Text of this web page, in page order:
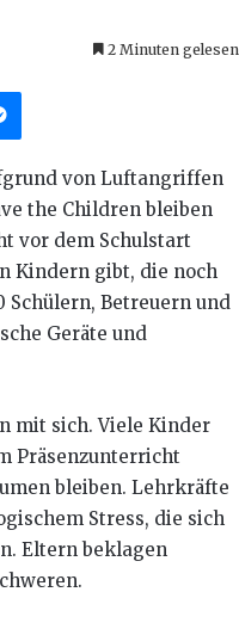
2 Minuten gelesen
Messenger
von Luftangriffen
the Children bleiben
vor dem Schulstart
Kindern gibt, die noch
Schülern, Betreuern und
Geräte und
mit sich. Viele Kinder
Präsenzunterricht
bleiben. Lehrkräfte
Stress, die sich
Eltern beklagen